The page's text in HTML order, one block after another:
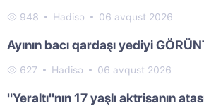
948 Hadisə 06 avqust 2026
Ayının bacı qardaşı yediyi
627 Hadisə 06 avqust 2026
"Yeraltı"nın 17 yaşlı aktrisanın